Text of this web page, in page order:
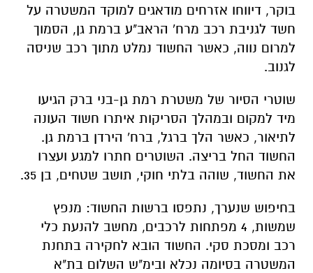
בוקר, דיווחו אזרחים מודאגים למוקד המשטרה על
חשד לגניבת רכב מרח' הראב"ע ברמת גן, הסמוך
למרום נווה, כאשר החשוד נמלט מתוך רכב שניסה
לגנוב.
שוטרי הסיור של משטרת רמת גן-בני ברק הגיעו
מיד למקום ובמהלך הסריקות איתרו חשוד העונה
לתיאור, כאשר הלך ברגל, ברח' הירדן ברמת גן.
החשוד החל בריצה. השוטרים חתרו למגע ועצרו
את החשוד, שוהה בלתי חוקי, תושב שטחים, בן 35.
בחיפוש שנערך, נתפסו ברשות החשוד: מנפץ
שמשות, 4 מפתחות לרכבים, מחשב להנעת כלי
רכב ומסכת סקי. החשוד הובא לחקירה בתחנת
המשטרה בסיומה נכלא ובימ"ש השלום בת"א